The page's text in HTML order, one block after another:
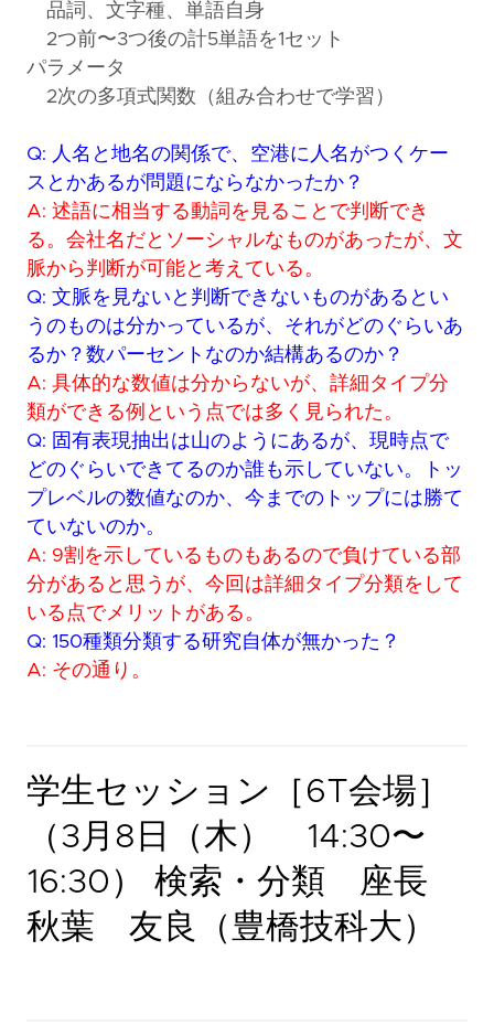
品詞、文字種、単語自身
2つ前〜3つ後の計5単語を1セット
パラメータ
2次の多項式関数（組み合わせで学習）
Q: 人名と地名の関係で、空港に人名がつくケー
スとかあるが問題にならなかったか？
A: 述語に相当する動詞を見ることで判断でき
る。会社名だとソーシャルなものがあったが、文
脈から判断が可能と考えている。
Q: 文脈を見ないと判断できないものがあるとい
うのものは分かっているが、それがどのぐらいあ
るか？数パーセントなのか結構あるのか？
A: 具体的な数値は分からないが、詳細タイプ分
類ができる例という点では多く見られた。
Q: 固有表現抽出は山のようにあるが、現時点で
どのぐらいできてるのか誰も示していない。トッ
プレベルの数値なのか、今までのトップには勝て
ていないのか。
A: 9割を示しているものもあるので負けている部
分があると思うが、今回は詳細タイプ分類をして
いる点でメリットがある。
Q: 150種類分類する研究自体が無かった？
A: その通り。
学生セッション［6T会場］
（3月8日（木） 14:30〜
16:30） 検索・分類 座長
秋葉 友良（豊橋技科大）